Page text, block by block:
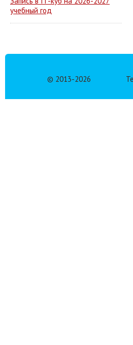
учебный год
© 2013-2026